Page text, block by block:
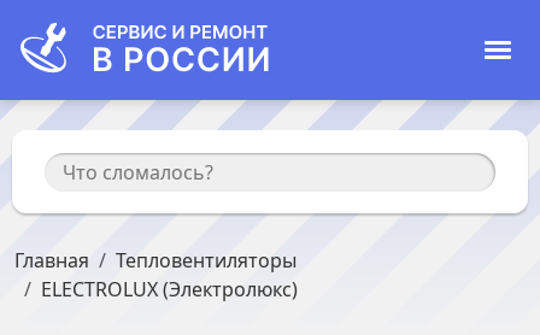
Главная
Тепловентиляторы
ELECTROLUX (Электролюкс)